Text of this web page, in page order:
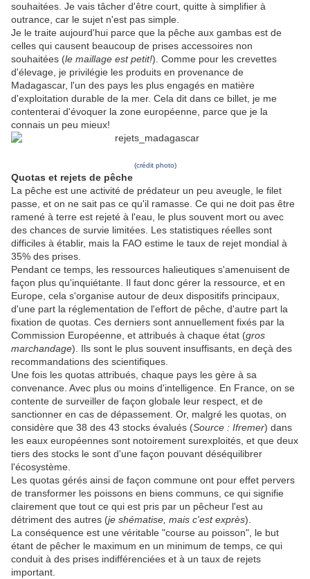
souhaitées. Je vais tâcher d'être court, quitte à simplifier à
outrance, car le sujet n'est pas simple.
Je le traite aujourd'hui parce que la pêche aux gambas est de
celles qui causent beaucoup de prises accessoires non
souhaitées (le maillage est petit!). Comme pour les crevettes
d'élevage, je privilégie les produits en provenance de
Madagascar, l'un des pays les plus engagés en matière
d'exploitation durable de la mer. Cela dit dans ce billet, je me
contenterai d'évoquer la zone européenne, parce que je la
connais un peu mieux!
(crédit photo)
Quotas et rejets de pêche
La pêche est une activité de prédateur un peu aveugle, le filet
passe, et on ne sait pas ce qu'il ramasse. Ce qui ne doit pas être
ramené à terre est rejeté à l'eau, le plus souvent mort ou avec
des chances de survie limitées. Les statistiques réelles sont
difficiles à établir, mais la FAO estime le taux de rejet mondial à
35% des prises.
Pendant ce temps, les ressources halieutiques s'amenuisent de
façon plus qu'inquiétante. Il faut donc gérer la ressource, et en
Europe, cela s'organise autour de deux dispositifs principaux,
d'une part la réglementation de l'effort de pêche, d'autre part la
fixation de quotas. Ces derniers sont annuellement fixés par la
Commission Européenne, et attribués à chaque état (gros
marchandage). Ils sont le plus souvent insuffisants, en deçà des
recommandations des scientifiques.
Une fois les quotas attribués, chaque pays les gère à sa
convenance. Avec plus ou moins d'intelligence. En France, on se
contente de surveiller de façon globale leur respect, et de
sanctionner en cas de dépassement. Or, malgré les quotas, on
considère que 38 des 43 stocks évalués (Source : Ifremer) dans
les eaux européennes sont notoirement surexploités, et que deux
tiers des stocks le sont d'une façon pouvant déséquilibrer
l'écosystème.
Les quotas gérés ainsi de façon commune ont pour effet pervers
de transformer les poissons en biens communs, ce qui signifie
clairement que tout ce qui est pris par un pêcheur l'est au
détriment des autres (je shématise, mais c'est exprès).
La conséquence est une véritable "course au poisson", le but
étant de pêcher le maximum en un minimum de temps, ce qui
conduit à des prises indifférenciées et à un taux de rejets
important.